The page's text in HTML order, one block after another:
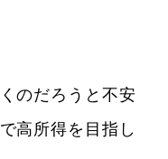
のだろうと不安
高所得を目指し